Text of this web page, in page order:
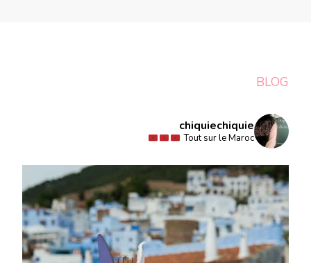
BLOG
chiquiechiquie
Tout sur le Maroc